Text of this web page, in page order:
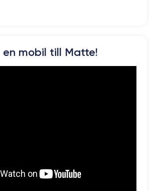
savoir plus sur les caractéristiques de ce
en mobil till Matte!